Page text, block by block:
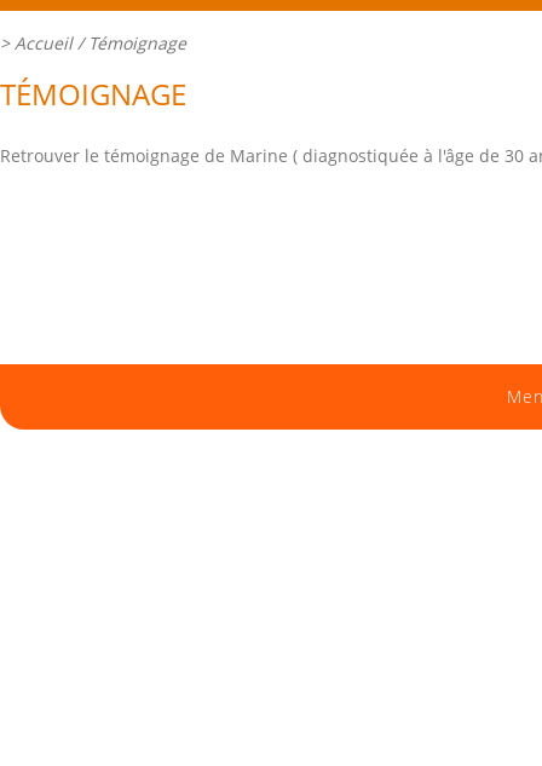
>Accueil/ Témoignage
TÉMOIGNAGE
Retrouver le témoignage de Marine ( diagnostiquée à l'âge de 30